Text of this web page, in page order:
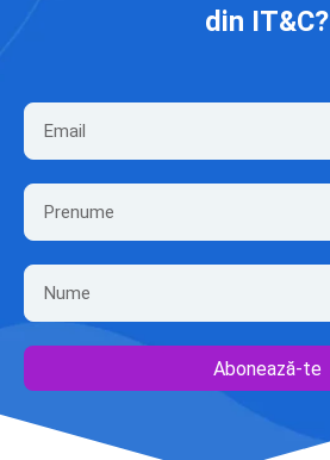
din IT&C?
Abonează-te